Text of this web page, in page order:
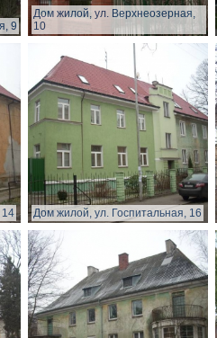
9
Дом жилой, ул. Верхнеозерная,
10
14 Дом жилой, ул. Госпитальная, 16